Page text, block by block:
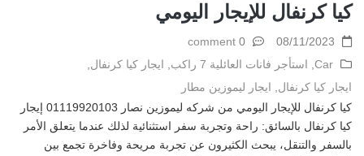
كيا كرنفال للإيجار اليومي
08/11/2023
Car استأجر فانات العائلية 7 راكب ايجار كيا كرنفال
ايجار كيا كرنفال
ايجار ليموزين مطار
0 comment
كيا كرنفال للإيجار اليومي من شركه ليموزين نصار 01119920103 إيجار
كيا كرنفال بالسائق: راحة وتجربة سفر استثنائية لذلك عندما يتعلق الأمر
بالسفر والتنقل، يبحث الكثيرون عن تجربة مريحة وفاخرة تجمع بين